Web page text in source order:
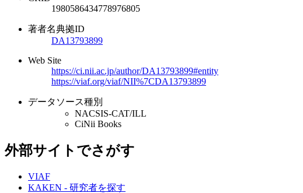
1980586434778976805
著者名典拠ID
DA13793899
Web Site
https://ci.nii.ac.jp/author/DA13793899#entity
https://viaf.org/viaf/NII%7CDA13793899
データソース種別
NACSIS-CAT/ILL
CiNii Books
外部サイトでさがす
VIAF
KAKEN - 研究者を探す